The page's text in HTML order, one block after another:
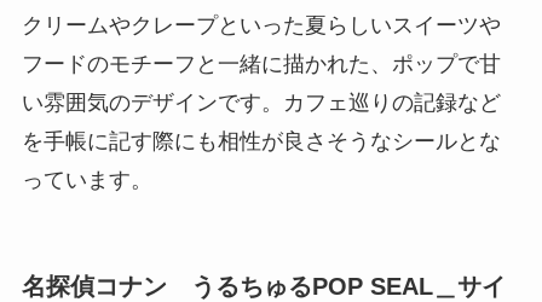
クリームやクレープといった夏らしいスイーツや
フードのモチーフと一緒に描かれた、ポップで甘
い雰囲気のデザインです。カフェ巡りの記録など
を手帳に記す際にも相性が良さそうなシールとな
っています。
名探偵コナン うるちゅるPOP SEAL＿サイ